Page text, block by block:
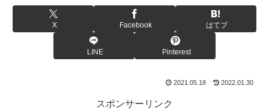
X Facebook はてブ
LINE Pinterest
2021.05.18 2022.01.30
スポンサーリンク